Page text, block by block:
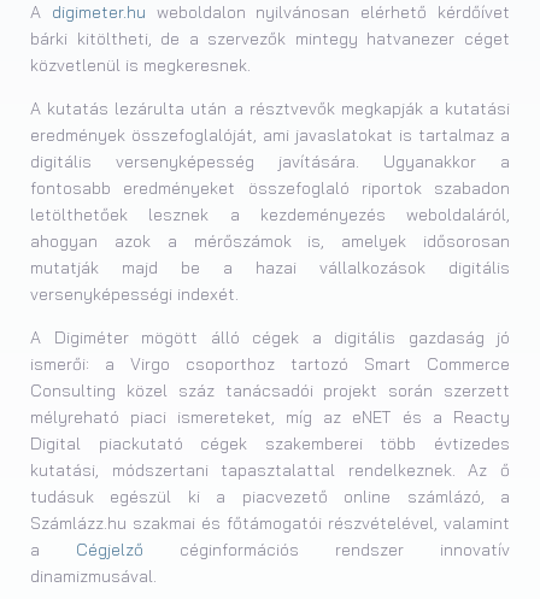
A digimeter.hu weboldalon nyilvánosan elérhető kérdőívet
bárki kitöltheti, de a szervezők mintegy hatvanezer céget
közvetlenül is megkeresnek.
A kutatás lezárulta után a résztvevők megkapják a kutatási
eredmények összefoglalóját, ami javaslatokat is tartalmaz a
digitális versenyképesség javítására. Ugyanakkor a
fontosabb eredményeket összefoglaló riportok szabadon
letölthetőek lesznek a kezdeményezés weboldaláról,
ahogyan azok a mérőszámok is, amelyek idősorosan
mutatják majd be a hazai vállalkozások digitális
versenyképességi indexét.
A Digiméter mögött álló cégek a digitális gazdaság jó
ismerői: a Virgo csoporthoz tartozó Smart Commerce
Consulting közel száz tanácsadói projekt során szerzett
mélyreható piaci ismereteket, míg az eNET és a Reacty
Digital piackutató cégek szakemberei több évtizedes
kutatási, módszertani tapasztalattal rendelkeznek. Az ő
tudásuk egészül ki a piacvezető online számlázó, a
Számlázz.hu szakmai és főtámogatói részvételével, valamint
a Cégjelző céginformációs rendszer innovatív
dinamizmusával.